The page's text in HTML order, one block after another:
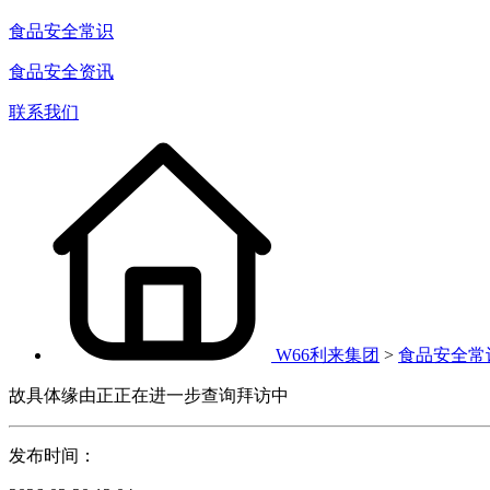
食品安全常识
食品安全资讯
联系我们
W66利来集团 > 食品安全常
故具体缘由正正在进一步查询拜访中
发布时间：